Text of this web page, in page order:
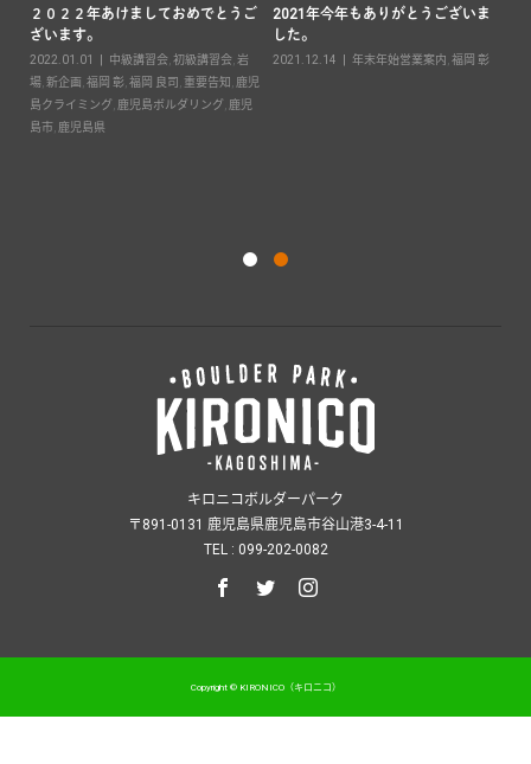
２０２２年あけましておめでとうご
ざいます。
2022.01.01 中級講習会, 初級講習会, 岩
場, 新企画 福岡 彰 福岡 良司 重要告知
鹿児
島クライミング, 鹿児島ボルダリング, 鹿児
島市, 鹿児島県
2021年今年もありがとうございま
した。
2021.12.14 年末年始営業案内 福岡 彰
キロニコボルダーパーク
〒891-0131 鹿児島県鹿児島市谷山港3-4-11
TEL : 099-202-0082
Copyright © KIRONICO（キロニコ）